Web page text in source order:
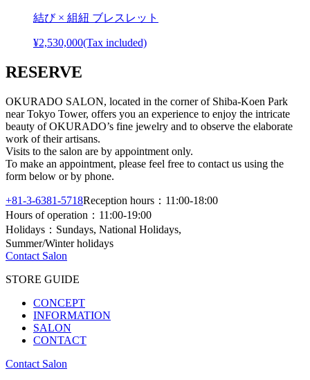
結び × 組紐 ブレスレット
¥2,530,000(Tax included)
RESERVE
OKURADO SALON, located in the corner of Shiba-Koen Park
near Tokyo Tower, offers you an experience to enjoy the intricate
beauty of OKURADO’s fine jewelry and to observe the elaborate
work of their artisans.
Visits to the salon are by appointment only.
To make an appointment, please feel free to contact us using the
form below or by phone.
+81-3-6381-5718Reception hours：11:00-18:00
Hours of operation：11:00-19:00
Holidays：Sundays, National Holidays,
Summer/Winter holidays
Contact Salon
STORE GUIDE
CONCEPT
INFORMATION
SALON
CONTACT
Contact Salon